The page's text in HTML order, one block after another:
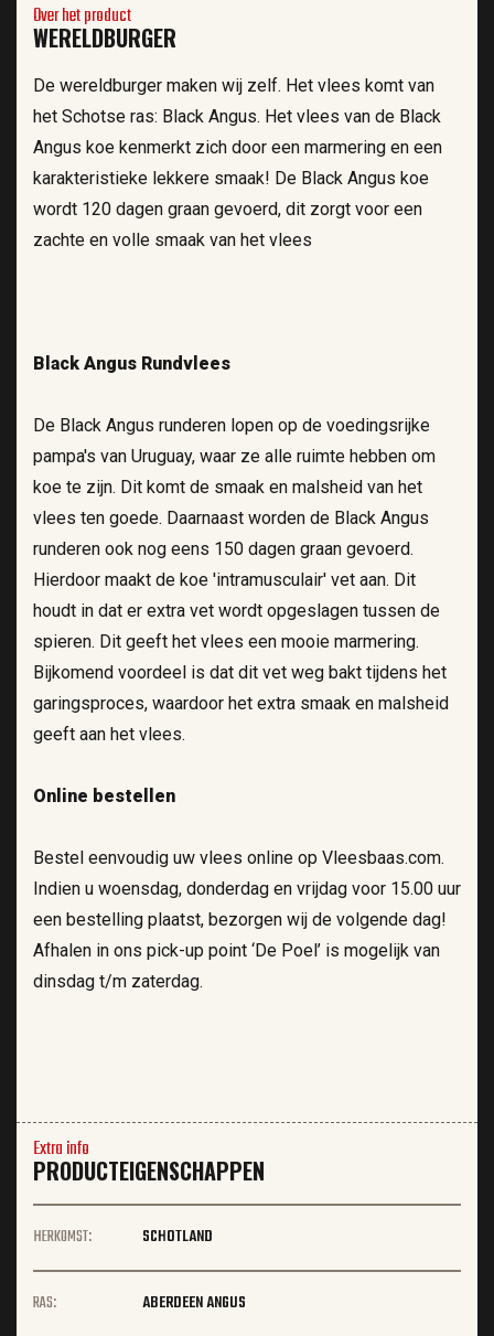
Over het product
WERELDBURGER
De wereldburger maken wij zelf. Het vlees komt van
het Schotse ras: Black Angus. Het vlees van de Black
Angus koe kenmerkt zich door een marmering en een
karakteristieke lekkere smaak! De Black Angus koe
wordt 120 dagen graan gevoerd, dit zorgt voor een
zachte en volle smaak van het vlees
Black Angus Rundvlees
De Black Angus runderen lopen op de voedingsrijke
pampa's van Uruguay, waar ze alle ruimte hebben om
koe te zijn. Dit komt de smaak en malsheid van het
vlees ten goede. Daarnaast worden de Black Angus
runderen ook nog eens 150 dagen graan gevoerd.
Hierdoor maakt de koe 'intramusculair' vet aan. Dit
houdt in dat er extra vet wordt opgeslagen tussen de
spieren. Dit geeft het vlees een mooie marmering.
Bijkomend voordeel is dat dit vet weg bakt tijdens het
garingsproces, waardoor het extra smaak en malsheid
geeft aan het vlees.
Online bestellen
Bestel eenvoudig uw vlees online op Vleesbaas.com.
Indien u woensdag, donderdag en vrijdag voor 15.00 uur
een bestelling plaatst, bezorgen wij de volgende dag!
Afhalen in ons pick-up point ‘De Poel’ is mogelijk van
dinsdag t/m zaterdag.
Extra info
PRODUCTEIGENSCHAPPEN
HERKOMST: SCHOTLAND
RAS: ABERDEEN ANGUS